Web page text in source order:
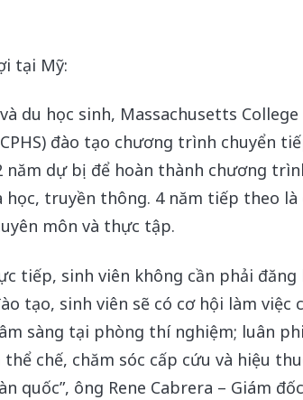
tại Mỹ:
du học sinh, Massachusetts
đào tạo chương trình chuyển
năm dự bị để hoàn thành chương
truyền thông. 4 năm tiếp theo là
môn và thực tập.
tiếp, sinh viên không cần phải đăng
tạo, sinh viên sẽ có cơ hội làm việc
sàng tại phòng thí nghiệm; luân
chế, chăm sóc cấp cứu và hiệu
quốc”, ông Rene Cabrera – Giám